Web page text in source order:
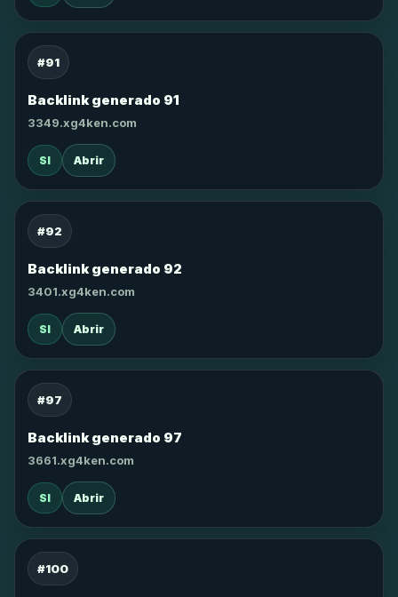
#91
Backlink generado 91
3349.xg4ken.com
SI Abrir
#92
Backlink generado 92
3401.xg4ken.com
SI Abrir
#97
Backlink generado 97
3661.xg4ken.com
SI Abrir
#100